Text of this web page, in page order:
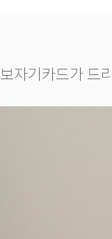
보자기카드가 드